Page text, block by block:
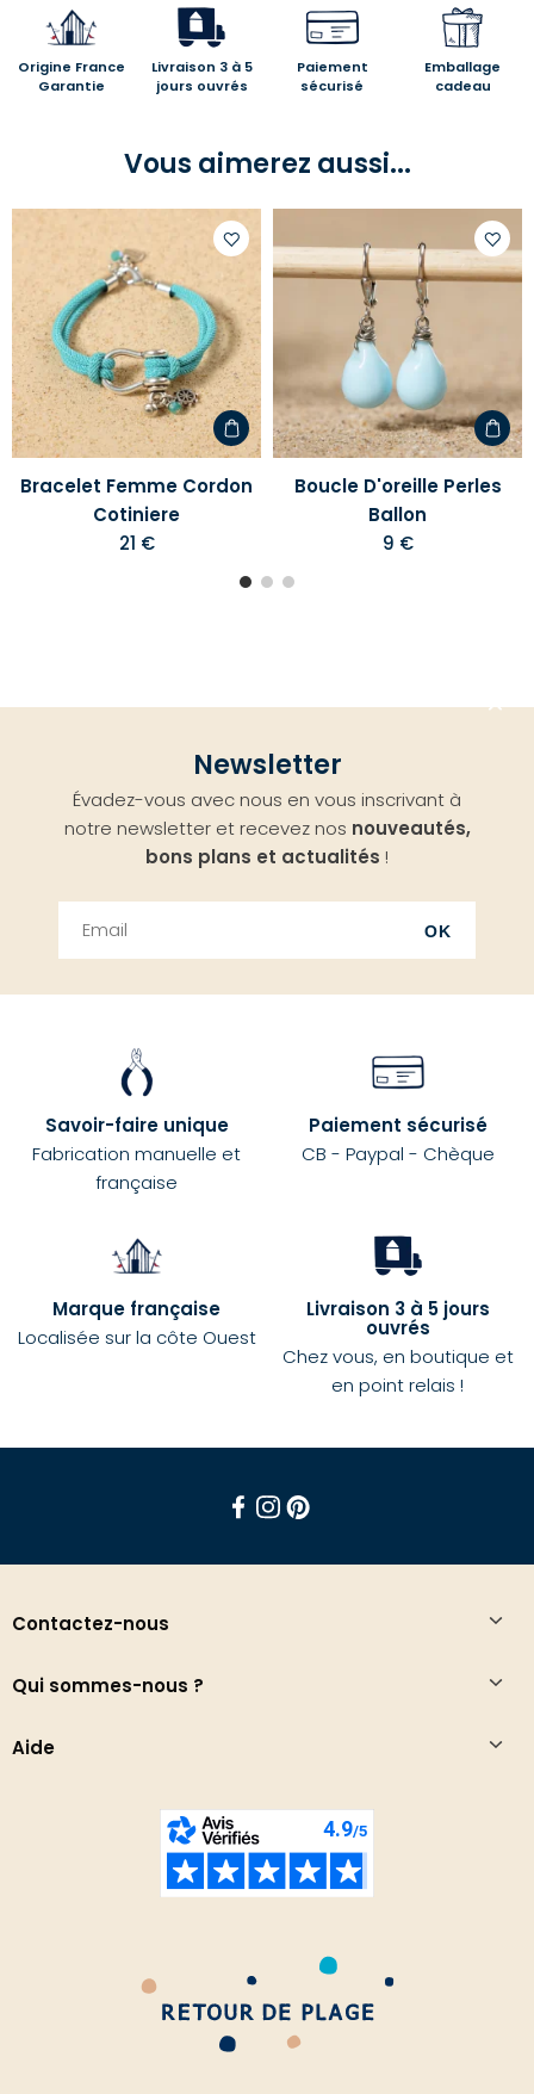
Origine France
Garantie
Livraison 3 à 5
jours ouvrés
Paiement
sécurisé
Emballage
cadeau
Vous aimerez aussi...
Ajouter
à
votre
liste
d'envies
Bracelet Femme Cordon
Cotiniere
21 €
Boucle D'oreille Perles
Ballon
9 €
Newsletter
Évadez-vous avec nous en vous inscrivant à
notre newsletter et recevez nos nouveautés,
bons plans et actualités !
OK
Savoir-faire unique
Fabrication manuelle et
française
Paiement sécurisé
CB - Paypal - Chèque
Marque française
Localisée sur la côte Ouest
Livraison 3 à 5 jours
ouvrés
Chez vous, en boutique et
en point relais !
Contactez-nous
Qui sommes-nous ?
Aide